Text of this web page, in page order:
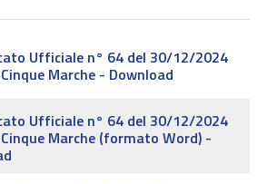
Ufficiale n° 64 del 30/12/2024
Marche - Download
Ufficiale n° 64 del 30/12/2024
Marche (formato Word) -